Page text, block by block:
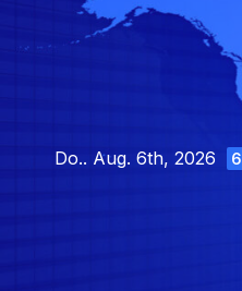
Do.. Aug. 6th, 2026